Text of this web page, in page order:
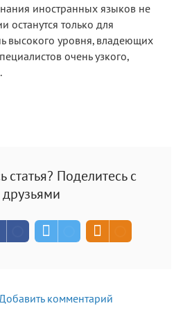
иностранных языков не
останутся только для
высокого уровня, владеющих
очень узкого,
статья? Поделитесь с
друзьями
комментарий